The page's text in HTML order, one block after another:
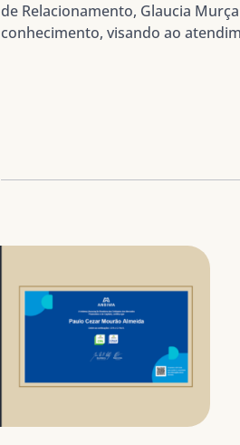
de Relacionamento, Glaucia
conhecimento, visando ao